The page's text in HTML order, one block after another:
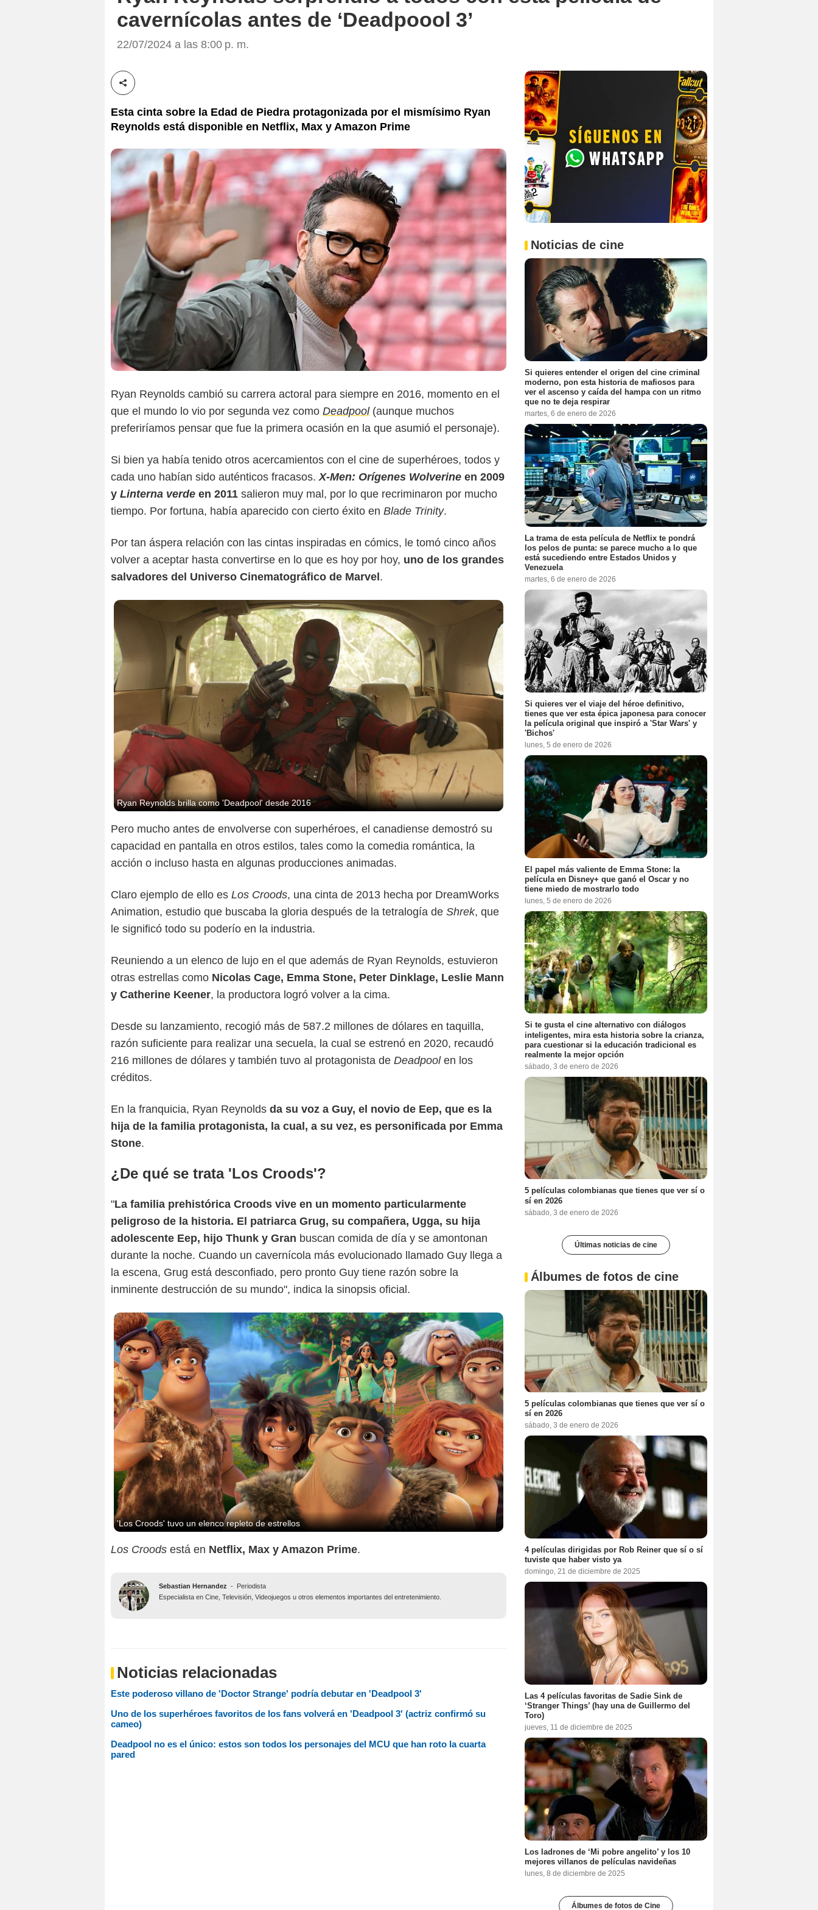
cavernícolas antes de ‘Deadpoool 3’
22/07/2024 a las 8:00 p. m.
Compartir esta noticia
Esta cinta sobre la Edad de Piedra protagonizada por el mismísimo Ryan
Reynolds está disponible en Netflix, Max y Amazon Prime
Ryan Reynolds cambió su carrera actoral para siempre en 2016, momento en el
que el mundo lo vio por segunda vez como Deadpool (aunque muchos
preferiríamos pensar que fue la primera ocasión en la que asumió el personaje).
Si bien ya había tenido otros acercamientos con el cine de superhéroes, todos y
cada uno habían sido auténticos fracasos. X-Men: Orígenes Wolverine en 2009
y Linterna verde en 2011 salieron muy mal, por lo que recriminaron por mucho
tiempo. Por fortuna, había aparecido con cierto éxito en Blade Trinity.
Por tan áspera relación con las cintas inspiradas en cómics, le tomó cinco años
volver a aceptar hasta convertirse en lo que es hoy por hoy, uno de los grandes
salvadores del Universo Cinematográfico de Marvel .
Marvel Studios
Ryan Reynolds brilla como 'Deadpool' desde 2016
Pero mucho antes de envolverse con superhéroes, el canadiense demostró su
capacidad en pantalla en otros estilos, tales como la comedia romántica, la
acción o incluso hasta en algunas producciones animadas.
Claro ejemplo de ello es Los Croods, una cinta de 2013 hecha por DreamWorks
Animation, estudio que buscaba la gloria después de la tetralogía de Shrek, que
le significó todo su poderío en la industria.
Reuniendo a un elenco de lujo en el que además de Ryan Reynolds, estuvieron
otras estrellas como Nicolas Cage, Emma Stone, Peter Dinklage, Leslie Mann
y Catherine Keener, la productora logró volver a la cima.
Desde su lanzamiento, recogió más de 587.2 millones de dólares en taquilla,
razón suficiente para realizar una secuela, la cual se estrenó en 2020, recaudó
216 millones de dólares y también tuvo al protagonista de Deadpool en los
créditos.
En la franquicia, Ryan Reynolds da su voz a Guy, el novio de Eep, que es la
hija de la familia protagonista, la cual, a su vez, es personificada por Emma
Stone.
¿De qué se trata 'Los Croods'?
"La familia prehistórica Croods vive en un momento particularmente
peligroso de la historia. El patriarca Grug, su compañera, Ugga, su hija
adolescente Eep, hijo Thunk y Gran buscan comida de día y se amontonan
durante la noche. Cuando un cavernícola más evolucionado llamado Guy llega a
la escena, Grug está desconfiado, pero pronto Guy tiene razón sobre la
inminente destrucción de su mundo", indica la sinopsis oficial.
'Los Croods' tuvo un elenco repleto de estrellos
Los Croods está en Netflix, Max y Amazon Prime.
Sebastian Hernandez - Periodista
Especialista en Cine, Televisión, Videojuegos u otros elementos importantes del entretenimiento.
Noticias relacionadas
Este poderoso villano de 'Doctor Strange' podría debutar en 'Deadpool 3'
Uno de los superhéroes favoritos de los fans volverá en 'Deadpool 3' (actriz confirmó su
cameo)
Deadpool no es el único: estos son todos los personajes del MCU que han roto la cuarta
pared
Noticias de cine
Si quieres entender el origen del cine criminal
moderno, pon esta historia de mafiosos para
ver el ascenso y caída del hampa con un ritmo
que no te deja respirar
martes, 6 de enero de 2026
La trama de esta película de Netflix te pondrá
los pelos de punta: se parece mucho a lo que
está sucediendo entre Estados Unidos y
Venezuela
martes, 6 de enero de 2026
Si quieres ver el viaje del héroe definitivo,
tienes que ver esta épica japonesa para conocer
la película original que inspiró a 'Star Wars' y
'Bichos'
lunes, 5 de enero de 2026
El papel más valiente de Emma Stone: la
película en Disney+ que ganó el Oscar y no
tiene miedo de mostrarlo todo
lunes, 5 de enero de 2026
Si te gusta el cine alternativo con diálogos
inteligentes, mira esta historia sobre la crianza,
para cuestionar si la educación tradicional es
realmente la mejor opción
sábado, 3 de enero de 2026
5 películas colombianas que tienes que ver sí o
sí en 2026
sábado, 3 de enero de 2026
Últimas noticias de cine
Álbumes de fotos de cine
5 películas colombianas que tienes que ver sí o
sí en 2026
sábado, 3 de enero de 2026
4 películas dirigidas por Rob Reiner que sí o sí
tuviste que haber visto ya
domingo, 21 de diciembre de 2025
Las 4 películas favoritas de Sadie Sink de
‘Stranger Things’ (hay una de Guillermo del
Toro)
jueves, 11 de diciembre de 2025
Los ladrones de ‘Mi pobre angelito’ y los 10
mejores villanos de películas navideñas
lunes, 8 de diciembre de 2025
Álbumes de fotos de Cine